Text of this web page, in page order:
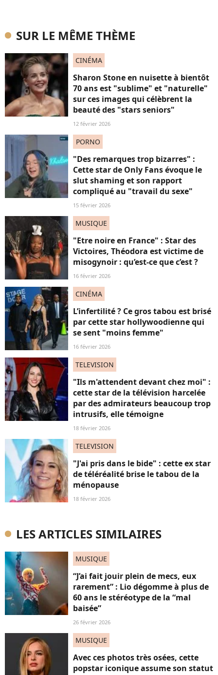
SUR LE MÊME THÈME
CINÉMA
Sharon Stone en nuisette à bientôt
70 ans est "sublime" et "naturelle"
sur ces images qui célèbrent la
beauté des "stars seniors"
12 février 2026
PORNO
"Des remarques trop bizarres" :
Cette star de Only Fans évoque le
slut shaming et son rapport
compliqué au "travail du sexe"
15 février 2026
MUSIQUE
"Etre noire en France" : Star des
Victoires, Théodora est victime de
misogynoir : qu’est-ce que c’est ?
16 février 2026
CINÉMA
L’infertilité ? Ce gros tabou est brisé
par cette star hollywoodienne qui
se sent "moins femme"
16 février 2026
TELEVISION
"Ils m'attendent devant chez moi" :
cette star de la télévision harcelée
par des admirateurs beaucoup trop
intrusifs, elle témoigne
18 février 2026
TELEVISION
"J'ai pris dans le bide" : cette ex star
de téléréalité brise le tabou de la
ménopause
18 février 2026
LES ARTICLES SIMILAIRES
MUSIQUE
“J’ai fait jouir plein de mecs, eux
rarement” : Lio dégomme à plus de
60 ans le stéréotype de la “mal
baisée”
26 février 2026
MUSIQUE
Avec ces photos très osées, cette
popstar iconique assume son statut